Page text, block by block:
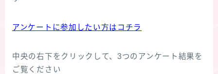
アンケートに参加したい方はコチラ
中央の右下をクリックして、3つのアンケート結果を
ご覧ください